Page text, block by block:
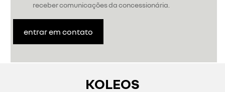
receber comunicações da concessionária.
entrar em contato
KOLEOS